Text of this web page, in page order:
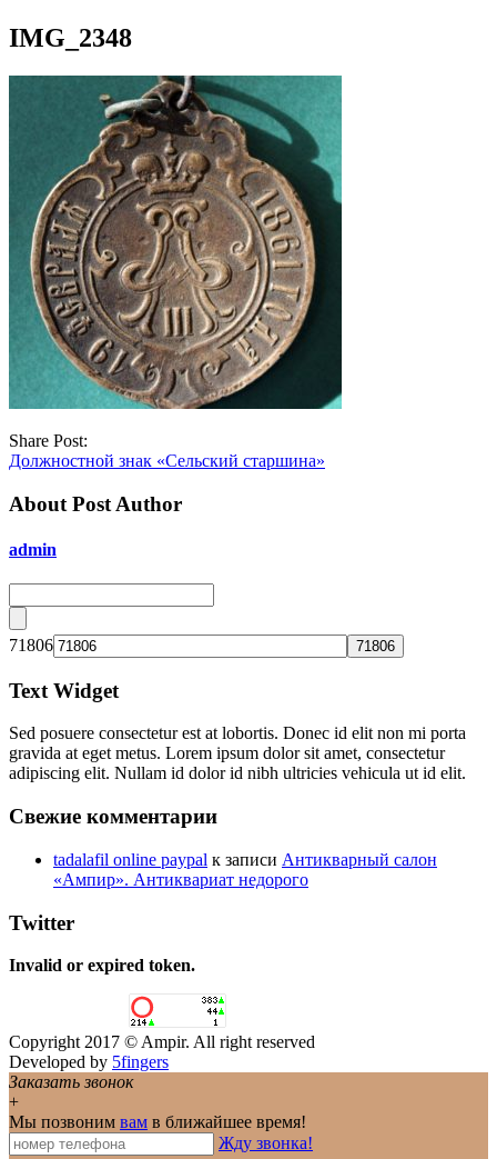
IMG_2348
Share Post:
Должностной знак «Сельский старшина»
About Post Author
admin
71806
Text Widget
Sed posuere consectetur est at lobortis. Donec id elit non mi porta
gravida at eget metus. Lorem ipsum dolor sit amet, consectetur
adipiscing elit. Nullam id dolor id nibh ultricies vehicula ut id elit.
Свежие комментарии
tadalafil online paypal к записи Антикварный салон
«Ампир». Антиквариат недорого
Twitter
Invalid or expired token.
Copyright 2017 © Ampir. All right reserved
Developed by 5fingers
Заказать звонок
+
Мы позвоним вам в ближайшее время!
Жду звонка!